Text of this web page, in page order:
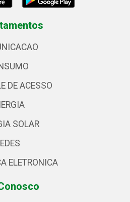
DE ACESSO
SOLAR
ELETRONICA